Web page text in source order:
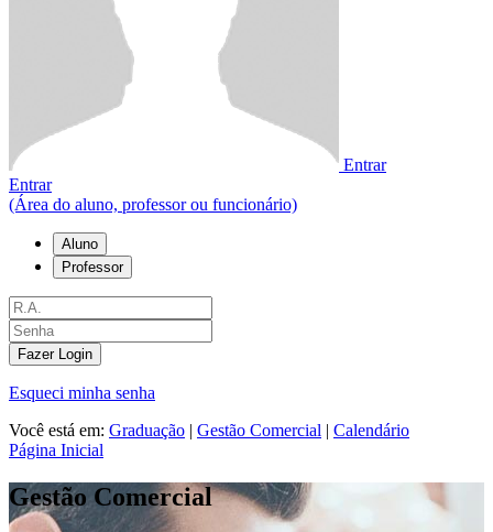
Entrar
Entrar
(Área do aluno, professor ou funcionário)
Aluno
Professor
Fazer Login
Esqueci minha senha
Você está em: Graduação | Gestão Comercial | Calendário
Página Inicial
Gestão Comercial